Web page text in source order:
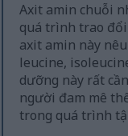
Axit amin chuỗi
quá trình trao đổi
axit amin này
leucine,
dưỡng này rất
người đam mê
trong quá trình